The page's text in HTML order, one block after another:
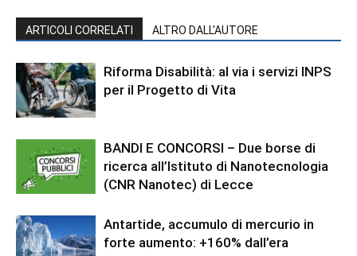
ARTICOLI CORRELATI ALTRO DALL'AUTORE
Riforma Disabilità: al via i servizi INPS
per il Progetto di Vita
BANDI E CONCORSI – Due borse di
ricerca all’Istituto di Nanotecnologia
(CNR Nanotec) di Lecce
Antartide, accumulo di mercurio in
forte aumento: +160% dall’era